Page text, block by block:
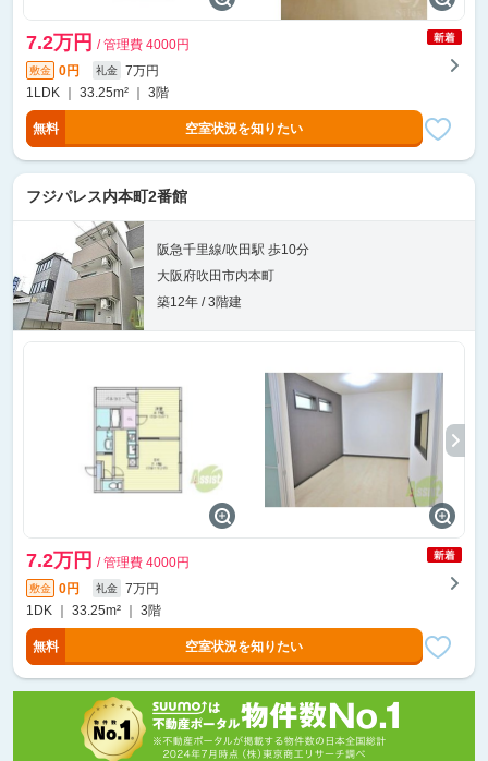
7.2万円 / 管理費 4000円
敷金 0円 礼金
7万円
1LDK ｜ 33.25m² ｜ 3階
無料 空室状況を知りたい
フジパレス内本町2番館
阪急千里線/吹田駅 歩10分
大阪府吹田市内本町
築12年 / 3階建
7.2万円 / 管理費 4000円
敷金 0円 礼金
7万円
1DK ｜ 33.25m² ｜ 3階
無料 空室状況を知りたい